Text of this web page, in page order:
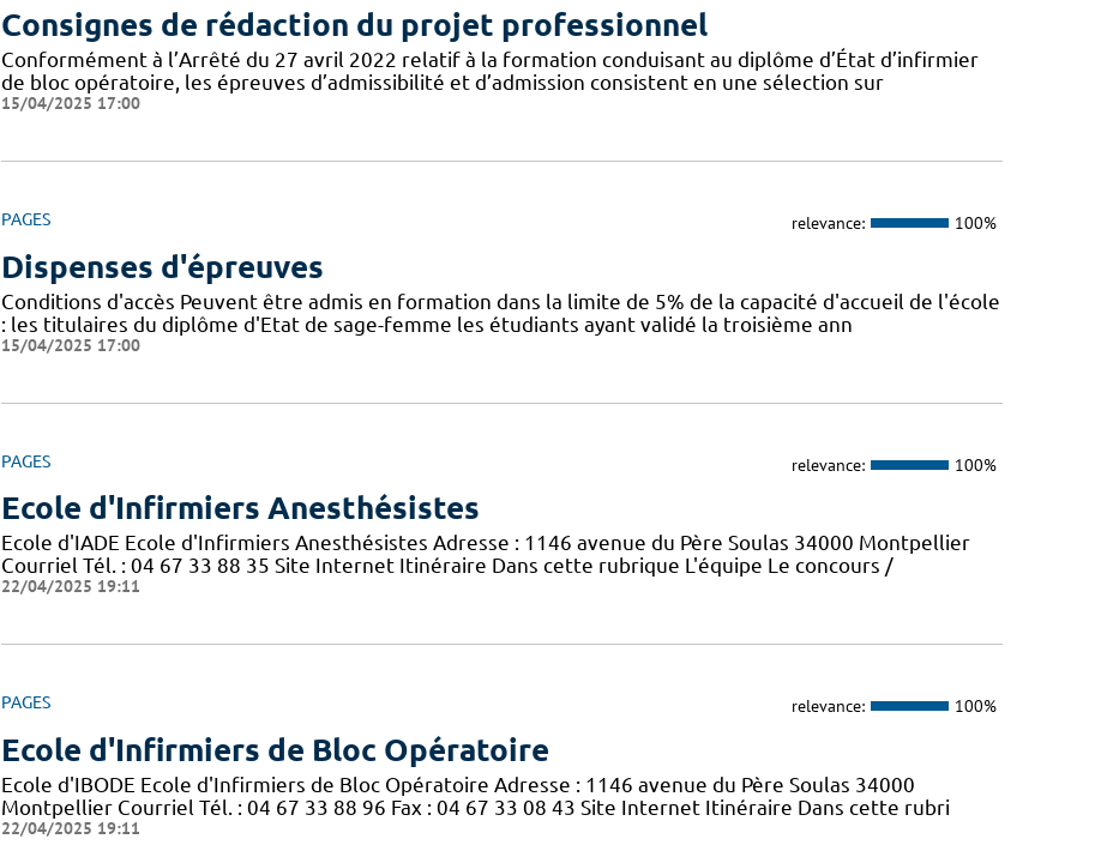
Consignes de rédaction du projet professionnel
Conformément à l’Arrêté du 27 avril 2022 relatif à la formation conduisant au diplôme d’État d’infirmier
de bloc opératoire, les épreuves d’admissibilité et d’admission consistent en une sélection sur
15/04/2025 17:00
PAGES relevance: 100%
Dispenses d'épreuves
Conditions d'accès Peuvent être admis en formation dans la limite de 5% de la capacité d'accueil de l'école
: les titulaires du diplôme d'Etat de sage-femme les étudiants ayant validé la troisième ann
15/04/2025 17:00
PAGES relevance: 100%
Ecole d'Infirmiers Anesthésistes
Ecole d'IADE Ecole d'Infirmiers Anesthésistes Adresse : 1146 avenue du Père Soulas 34000 Montpellier
Courriel Tél. : 04 67 33 88 35 Site Internet Itinéraire Dans cette rubrique L'équipe Le concours /
22/04/2025 19:11
PAGES relevance: 100%
Ecole d'Infirmiers de Bloc Opératoire
Ecole d'IBODE Ecole d'Infirmiers de Bloc Opératoire Adresse : 1146 avenue du Père Soulas 34000
Montpellier Courriel Tél. : 04 67 33 88 96 Fax : 04 67 33 08 43 Site Internet Itinéraire Dans cette rubri
22/04/2025 19:11